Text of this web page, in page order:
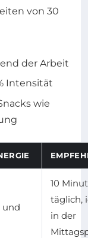
von 30
der Arbeit
Intensität
wie
und
10
täglich,
in der